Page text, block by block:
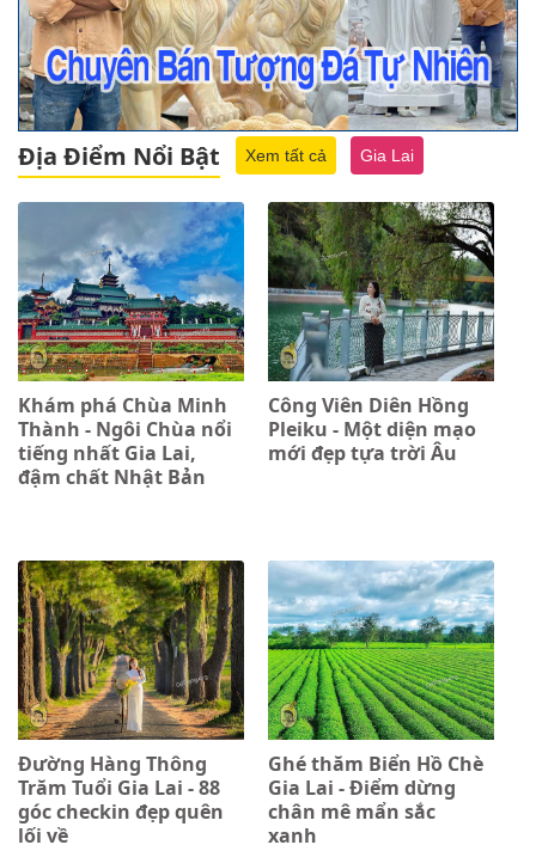
Địa Điểm Nổi Bật Xem tất cả Gia Lai
Khám phá Chùa Minh
Thành - Ngôi Chùa nổi
tiếng nhất Gia Lai,
đậm chất Nhật Bản
Công Viên Diên Hồng
Pleiku - Một diện mạo
mới đẹp tựa trời Âu
Đường Hàng Thông
Trăm Tuổi Gia Lai - 88
góc checkin đẹp quên
lối về
Ghé thăm Biển Hồ Chè
Gia Lai - Điểm dừng
chân mê mẩn sắc
xanh